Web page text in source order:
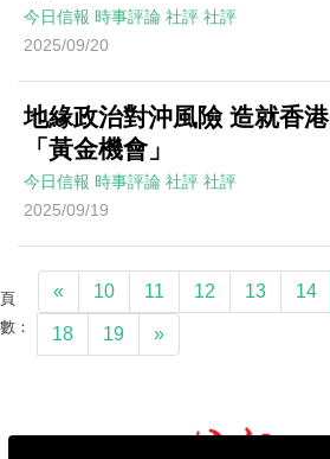
今日信報 時事評論 社評 社評
2025/09/20
地緣政治對沖風險 造就香港
「黃金機會」
今日信報 時事評論 社評 社評
2025/09/19
頁
數：
« 10 11 12 13 14
18 19 »